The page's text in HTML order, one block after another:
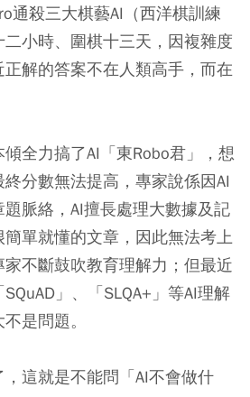
通殺三大棋藝AI（西洋棋訓練
小時、圍棋十三天，因複雜度
解的答案不在人類高手，而在
全力搞了AI「東Robo君」，想
分數無法提高，專家說係因AI
脈絡，AI擅長處理大數據及記
單就懂的文章，因此無法考上
不斷鼓吹教育理解力；但最近
」、「SLQA+」等AI理解
是問題。
這就是不能問「AI不會做什